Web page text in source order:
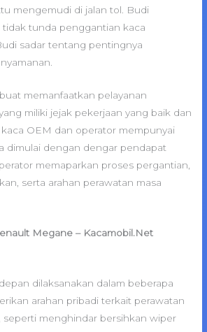
mengemudi di jalan tol. Budi
tunda penggantian kaca
sadar tentang pentingnya
memanfaatkan pelayanan
miliki jejak pekerjaan yang baik dan
OEM dan operator mempunyai
dimulai dengan dengar pendapat
memaparkan proses pergantian,
serta arahan perawatan masa
Megane – Kacamobil.Net
dilaksanakan dalam beberapa
arahan pribadi terkait perawatan
seperti menghindar bersihkan wiper